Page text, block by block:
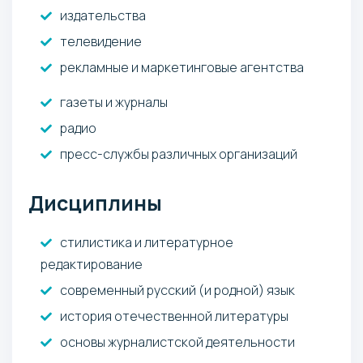
издательства
телевидение
рекламные и маркетинговые агентства
газеты и журналы
радио
пресс-службы различных организаций
Дисциплины
стилистика и литературное
редактирование
современный русский (и родной) язык
история отечественной литературы
основы журналистской деятельности